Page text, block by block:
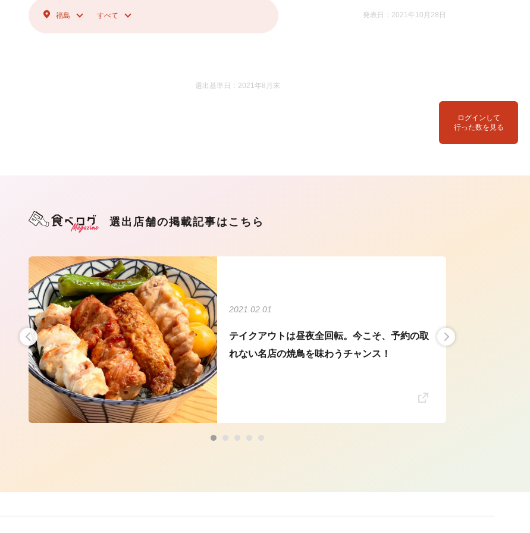
福島 すべて 発表日：2021年10月28日
選出基準日：2021年8月末
ログインして
行った数を見る
選出店舗の掲載記事はこちら
2021.02.01
テイクアウトは昼夜全回転。今こそ、予約の取
れない名店の焼鳥を味わうチャンス！